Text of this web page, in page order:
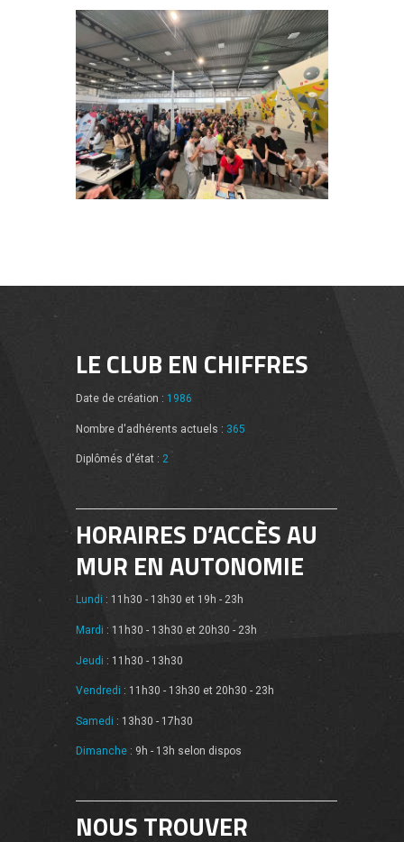
LE CLUB EN CHIFFRES
Date de création : 1986
Nombre d'adhérents actuels : 365
Diplômés d'état : 2
HORAIRES D’ACCÈS AU
MUR EN AUTONOMIE
Lundi : 11h30 - 13h30 et 19h - 23h
Mardi : 11h30 - 13h30 et 20h30 - 23h
Jeudi : 11h30 - 13h30
Vendredi : 11h30 - 13h30 et 20h30 - 23h
Samedi : 13h30 - 17h30
Dimanche : 9h - 13h selon dispos
NOUS TROUVER